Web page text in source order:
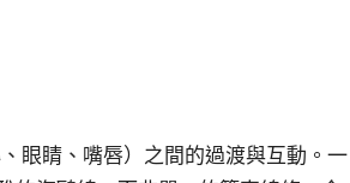
眼睛、嘴唇）之間的過渡與互動。一